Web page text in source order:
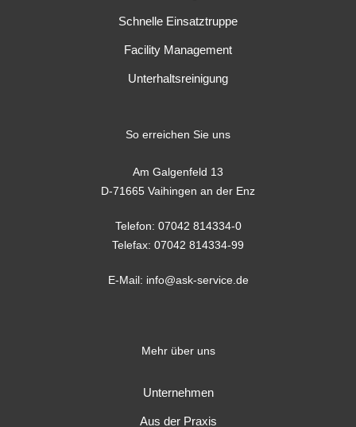
Schnelle Einsatztruppe
Facility Management
Unterhaltsreinigung
So erreichen Sie uns
Am Galgenfeld 13
D-71665 Vaihingen an der Enz
Telefon: 07042 814334-0
Telefax: 07042 814334-99
E-Mail: info@ask-service.de
Mehr über uns
Unternehmen
Aus der Praxis